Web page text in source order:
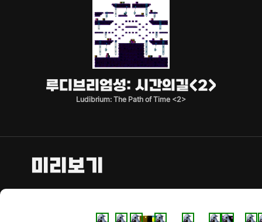
루디브리엄성: 시간의길<2>
Ludibrium: The Path of Time <2>
미리보기